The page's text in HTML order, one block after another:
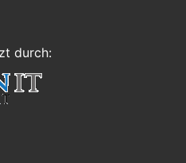
durch: